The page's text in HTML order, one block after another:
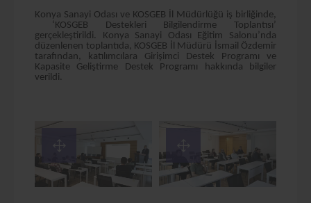
Konya Sanayi Odası ve KOSGEB İl Müdürlüğü iş birliğinde,
‘KOSGEB Destekleri Bilgilendirme Toplantısı’
gerçekleştirildi. Konya Sanayi Odası Eğitim Salonu’nda
düzenlenen toplantıda, KOSGEB İl Müdürü İsmail Özdemir
tarafından, katılımcılara Girişimci Destek Programı ve
Kapasite Geliştirme Destek Programı hakkında bilgiler
verildi.